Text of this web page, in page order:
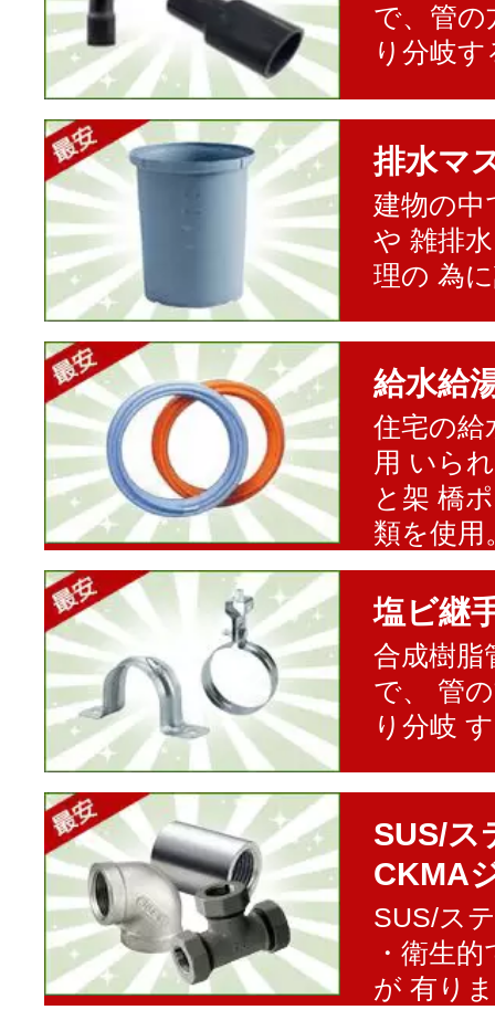
で、管の
り分岐
排水マ
建物の中
や 雑排
理の 為
給水給
住宅の給
用 いら
と架 橋
類を使用
塩ビ継
合成樹脂
で、 管
り分岐
SUS/ス
CKMA
SUS/ス
・衛生
が 有り